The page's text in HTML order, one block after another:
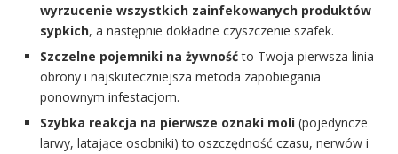
wyrzucenie wszystkich zainfekowanych produktów
sypkich, a następnie dokładne czyszczenie szafek.
Szczelne pojemniki na żywnośćto Twoja pierwsza linia
obrony i najskuteczniejsza metoda zapobiegania
ponownym infestacjom.
Szybka reakcja na pierwsze oznaki moli (pojedyncze
larwy, latające osobniki) to oszczędność czasu, nerwów i